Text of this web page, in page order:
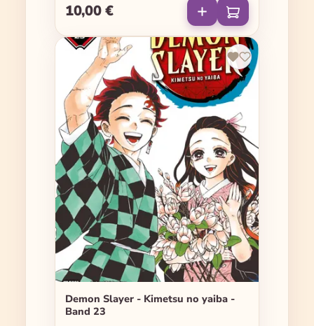
Regulärer Preis:
10,00 €
Demon Slayer - Kimetsu no yaiba -
Band 23